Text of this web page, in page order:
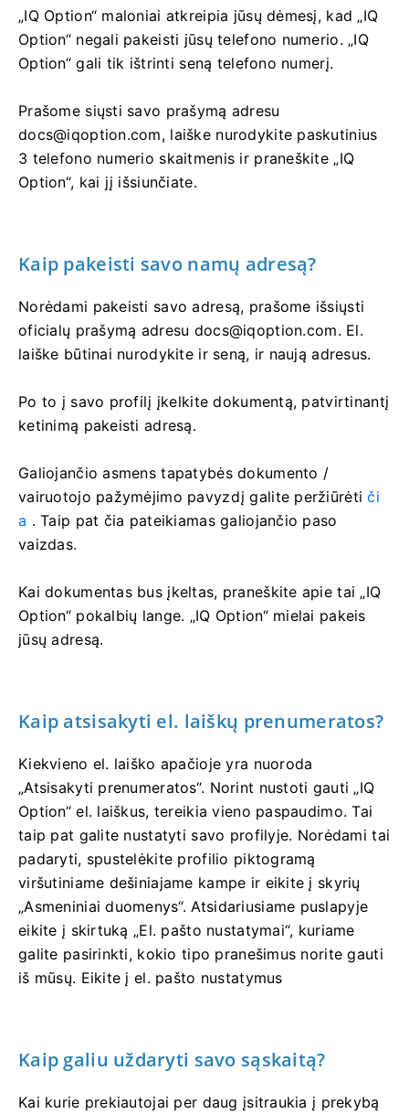
„IQ Option“ maloniai atkreipia jūsų dėmesį, kad „IQ
Option“ negali pakeisti jūsų telefono numerio. „IQ
Option“ gali tik ištrinti seną telefono numerį.
Prašome siųsti savo prašymą adresu
docs@iqoption.com, laiške nurodykite paskutinius
3 telefono numerio skaitmenis ir praneškite „IQ
Option“, kai jį išsiunčiate.
Kaip pakeisti savo namų adresą?
Norėdami pakeisti savo adresą, prašome išsiųsti
oficialų prašymą adresu docs@iqoption.com. El.
laiške būtinai nurodykite ir seną, ir naują adresus.
Po to į savo profilį įkelkite dokumentą, patvirtinantį
ketinimą pakeisti adresą.
Galiojančio asmens tapatybės dokumento /
vairuotojo pažymėjimo pavyzdį galite peržiūrėtiči
a . Taip pat čia pateikiamas galiojančio paso
vaizdas.
Kai dokumentas bus įkeltas, praneškite apie tai „IQ
Option“ pokalbių lange. „IQ Option“ mielai pakeis
jūsų adresą.
Kaip atsisakyti el. laiškų prenumeratos?
Kiekvieno el. laiško apačioje yra nuoroda
„Atsisakyti prenumeratos“. Norint nustoti gauti „IQ
Option“ el. laiškus, tereikia vieno paspaudimo. Tai
taip pat galite nustatyti savo profilyje. Norėdami tai
padaryti, spustelėkite profilio piktogramą
viršutiniame dešiniajame kampe ir eikite į skyrių
„Asmeniniai duomenys“. Atsidariusiame puslapyje
eikite į skirtuką „El. pašto nustatymai“, kuriame
galite pasirinkti, kokio tipo pranešimus norite gauti
iš mūsų. Eikite į el. pašto nustatymus
Kaip galiu uždaryti savo sąskaitą?
Kai kurie prekiautojai per daug įsitraukia į prekybą